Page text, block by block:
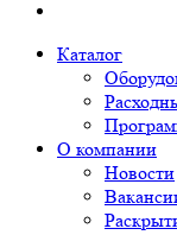
Каталог
О компании
Новости